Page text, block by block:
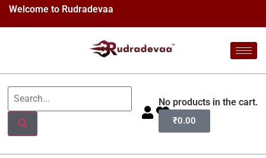
Welcome to Rudradevaa
No products in the cart.
₹0.00